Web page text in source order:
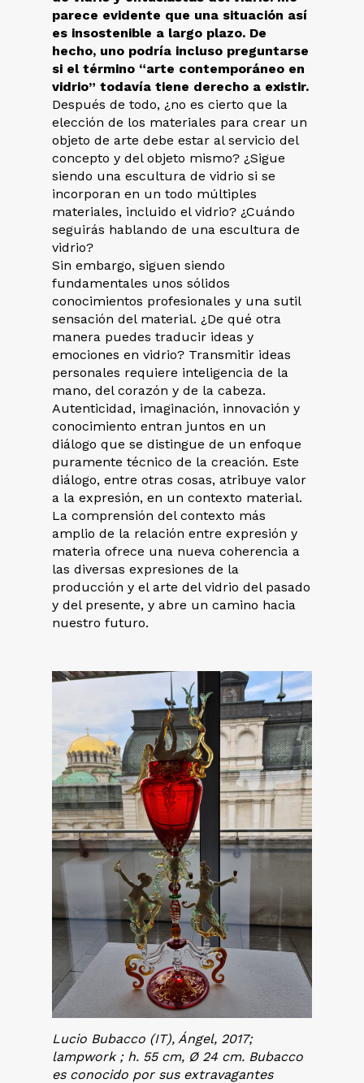
parece evidente que una situación así
es insostenible a largo plazo. De
hecho, uno podría incluso preguntarse
si el término “arte contemporáneo en
vidrio” todavía tiene derecho a existir.
Después de todo, ¿no es cierto que la
elección de los materiales para crear un
objeto de arte debe estar al servicio del
concepto y del objeto mismo? ¿Sigue
siendo una escultura de vidrio si se
incorporan en un todo múltiples
materiales, incluido el vidrio? ¿Cuándo
seguirás hablando de una escultura de
vidrio?
Sin embargo, siguen siendo
fundamentales unos sólidos
conocimientos profesionales y una sutil
sensación del material. ¿De qué otra
manera puedes traducir ideas y
emociones en vidrio? Transmitir ideas
personales requiere inteligencia de la
mano, del corazón y de la cabeza.
Autenticidad, imaginación, innovación y
conocimiento entran juntos en un
diálogo que se distingue de un enfoque
puramente técnico de la creación. Este
diálogo, entre otras cosas, atribuye valor
a la expresión, en un contexto material.
La comprensión del contexto más
amplio de la relación entre expresión y
materia ofrece una nueva coherencia a
las diversas expresiones de la
producción y el arte del vidrio del pasado
y del presente, y abre un camino hacia
nuestro futuro.
Lucio Bubacco (IT), Ángel, 2017;
lampwork ; h. 55 cm, Ø 24 cm. Bubacco
es conocido por sus extravagantes